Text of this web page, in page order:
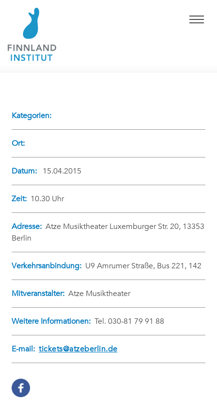
Kategorien:
Ort:
Datum: 15.04.2015
Zeit: 10.30 Uhr
Adresse: Atze Musiktheater Luxemburger Str. 20, 13353
Berlin
Verkehrsanbindung: U9 Amrumer Straße, Bus 221, 142
Mitveranstalter: Atze Musiktheater
Weitere Informationen: Tel. 030-81 79 91 88
E-mail: tickets@atzeberlin.de